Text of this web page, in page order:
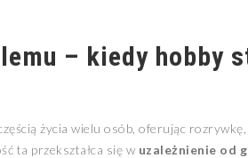
– kiedy hobby
życia wielu osób, oferując
ta przekształca się w uzależnienie od